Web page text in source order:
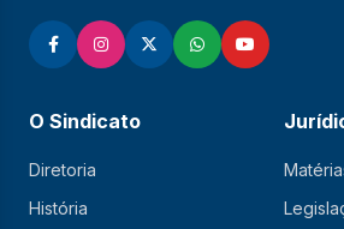
O Sindicato
Diretoria
História